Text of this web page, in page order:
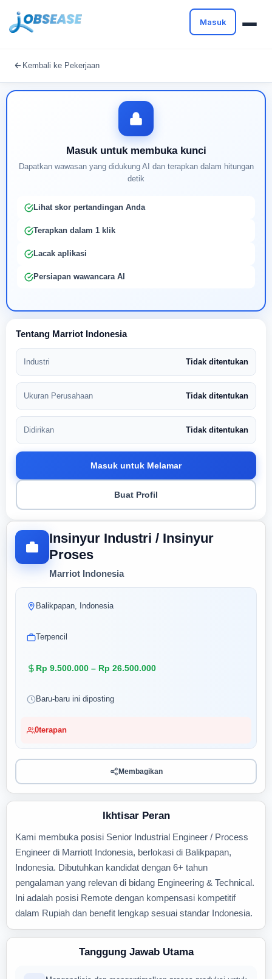
Masuk
Kembali ke Pekerjaan
Insinyur Industri / Insinyur
Proses
Marriot Indonesia
Balikpapan, Indonesia
Terpencil
Rp 9.500.000 – Rp 26.500.000
Baru-baru ini diposting
0terapan
Membagikan
Ikhtisar Peran
Kami membuka posisi Senior Industrial Engineer / Process
Engineer di Marriott Indonesia, berlokasi di Balikpapan,
Indonesia. Dibutuhkan kandidat dengan 6+ tahun
pengalaman yang relevan di bidang Engineering & Technical.
Ini adalah posisi Remote dengan kompensasi kompetitif
dalam Rupiah dan benefit lengkap sesuai standar Indonesia.
Tanggung Jawab Utama
Masuk untuk membuka kunci
Dapatkan wawasan yang didukung AI dan terapkan dalam hitungan
detik
Lihat skor pertandingan Anda
Terapkan dalam 1 klik
Lacak aplikasi
Persiapan wawancara AI
Tentang Marriot Indonesia
Industri Tidak ditentukan
Ukuran Perusahaan Tidak ditentukan
Didirikan Tidak ditentukan
Masuk untuk Melamar
Buat Profil
Buat profil Anda untuk membuka kunci pencocokan